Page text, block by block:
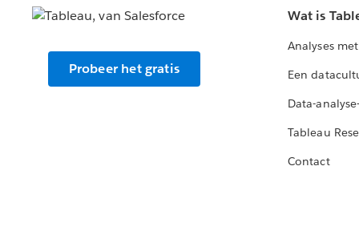
Probeer het gratis
Wat is
Analyses
Een
Data-
Tableau
Contact